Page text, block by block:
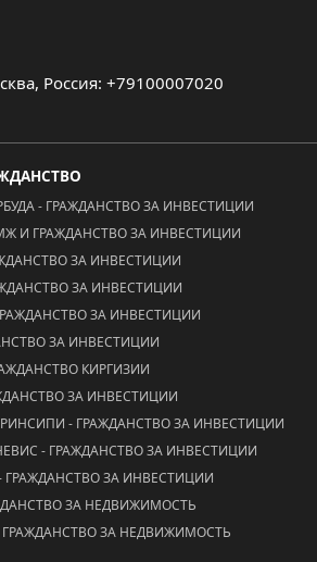
Россия: +79100007020
- ГРАЖДАНСТВО ЗА ИНВЕСТИЦИИ
И ГРАЖДАНСТВО ЗА ИНВЕСТИЦИИ
ЗА ИНВЕСТИЦИИ
ЗА ИНВЕСТИЦИИ
ЗА ИНВЕСТИЦИИ
ЗА ИНВЕСТИЦИИ
КИРГИЗИИ
ЗА ИНВЕСТИЦИИ
- ГРАЖДАНСТВО ЗА ИНВЕСТИЦИИ
- ГРАЖДАНСТВО ЗА ИНВЕСТИЦИИ
ЗА ИНВЕСТИЦИИ
ЗА НЕДВИЖИМОСТЬ
ГРАЖДАНСТВО ЗА НЕДВИЖИМОСТЬ